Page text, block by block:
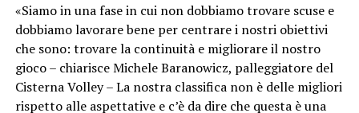
«Siamo in una fase in cui non dobbiamo trovare scuse e
dobbiamo lavorare bene per centrare i nostri obiettivi
che sono: trovare la continuità e migliorare il nostro
gioco – chiarisce Michele Baranowicz, palleggiatore del
Cisterna Volley – La nostra classifica non è delle migliori
rispetto alle aspettative e c’è da dire che questa è una